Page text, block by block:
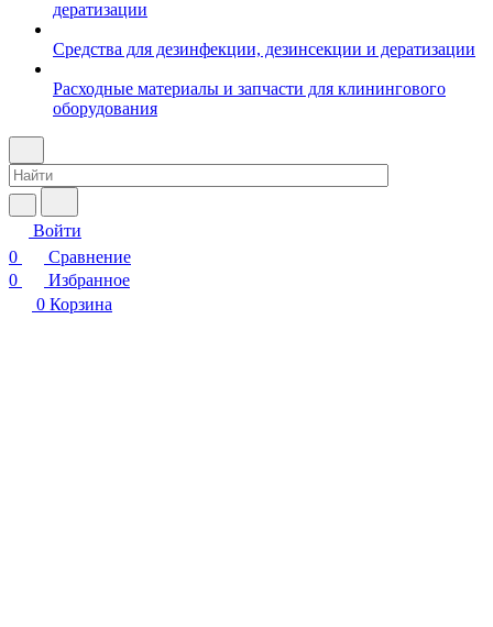
дератизации
Средства для дезинфекции, дезинсекции и дератизации
Расходные материалы и запчасти для клинингового
оборудования
Войти
0
Сравнение
0
Избранное
0 Корзина